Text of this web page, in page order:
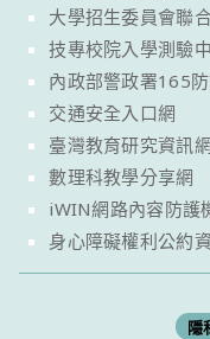
大學招生委員會聯
技專校院入學測驗
內政部警政署165
交通安全入口網
臺灣教育研究資訊網
數理科教學分享網
iWIN網路內容防護
身心障礙權利公約
隱